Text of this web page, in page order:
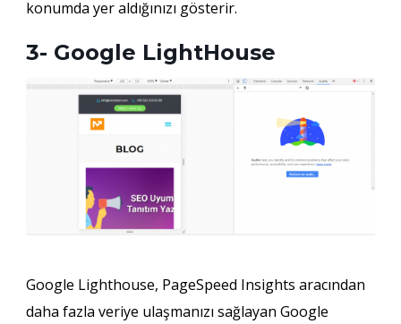
konumda yer aldığınızı gösterir.
3- Google LightHouse
Google Lighthouse, PageSpeed Insights aracından
daha fazla veriye ulaşmanızı sağlayan Google